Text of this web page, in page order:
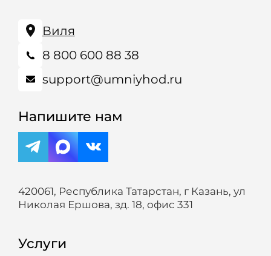
Виля
8 800 600 88 38
support@umniyhod.ru
Напишите нам
420061, Республика Татарстан, г Казань, ул
Николая Ершова, зд. 18, офис 331
Услуги